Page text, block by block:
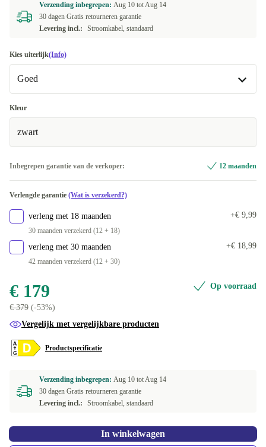
Verzending inbegrepen: Aug 10 totAug 14
30 dagen Gratis retourneren garantie
Levering incl.:
Stroomkabel, standaard
Kies uiterlijk(Info)
Goed
Goed
Heel goed
Kleur
zwart
Inbegrepen garantie van de verkoper: 12 maanden
Verlengde garantie (Wat is verzekerd?)
verleng met 18 maanden
30 maanden verzekerd (12 + 18)
+€ 9,99
verleng met 30 maanden
42 maanden verzekerd (12 + 30)
+€ 18,99
€ 179
€ 379 (-53%)
Op voorraad
Vergelijk met vergelijkbare producten
Productspecificatie
Verzending inbegrepen: Aug 10 totAug 14
30 dagen Gratis retourneren garantie
Levering incl.:
Stroomkabel, standaard
In winkelwagen